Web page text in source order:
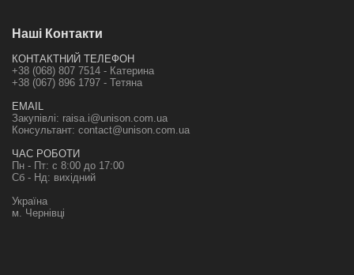
Наші Контакти
КОНТАКТНИЙ ТЕЛЕФОН
+38 (068) 807 7514 - Катерина
+38 (067) 896 1797 - Тетяна
EMAIL
Закупівлі: raisa.i@unison.com.ua
Консультант: contact@unison.com.ua
ЧАС РОБОТИ
Пн - Пт: с 8:00 до 17:00
Сб - Нд: вихідний
Україна
м. Чернівці